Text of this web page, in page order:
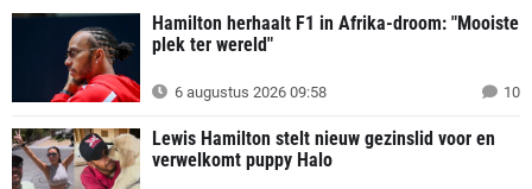
Hamilton herhaalt F1 in Afrika-droom: "Mooiste
plek ter wereld"
6 augustus 2026 09:58 10
Lewis Hamilton stelt nieuw gezinslid voor en
verwelkomt puppy Halo